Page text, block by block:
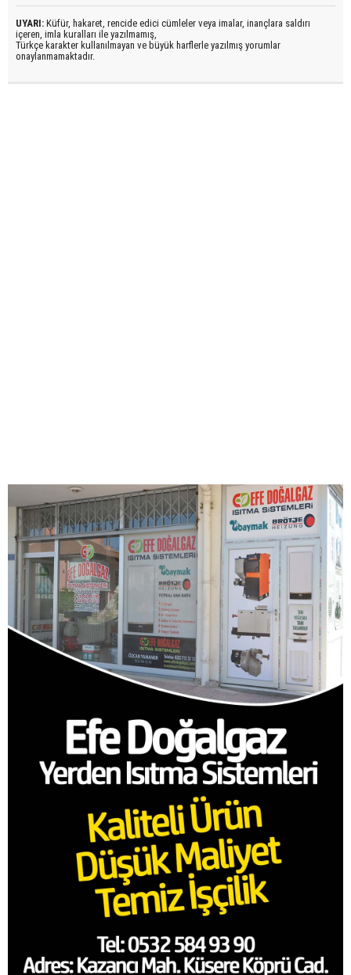
UYARI: Küfür, hakaret, rencide edici cümleler veya imalar, inançlara saldırı
içeren, imla kuralları ile yazılmamış,
Türkçe karakter kullanılmayan ve büyük harflerle yazılmış yorumlar
onaylanmamaktadır.